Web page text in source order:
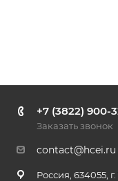
+7 (3822) 900-
Заказать звонок
contact@hcei.ru
Россия, 634055,